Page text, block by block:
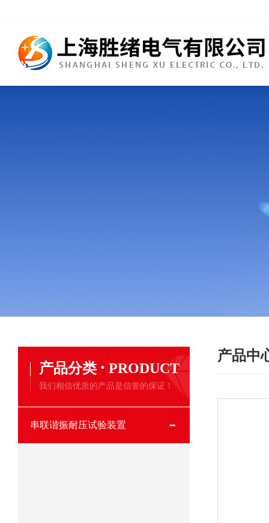
产品分类 · PRODUCT
我们相信优质的产品是信誉的保证！
串联谐振耐压试验装置
产品中